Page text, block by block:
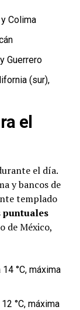
Colima
Guerrero
(sur),
el
el día.
y bancos de
templado
puntuales
de México,
°C, máxima
°C, máxima